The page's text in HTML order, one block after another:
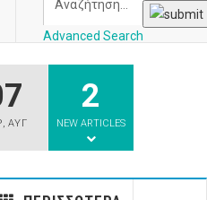
Advanced Search
,ΑΥΓ
2
NEW ARTICLES